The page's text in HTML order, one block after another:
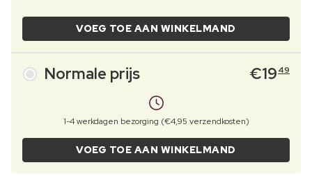
VOEG TOE AAN WINKELMAND
Normale prijs €19 49
1-4 werkdagen bezorging (€4,95 verzendkosten)
VOEG TOE AAN WINKELMAND